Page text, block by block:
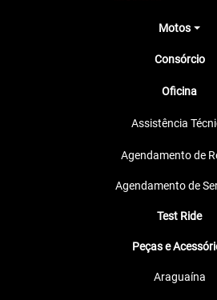
Motos
Consórcio
Oficina
Assistência
Agendamento de
Agendamento de
Test Ride
Peças e
Araguaína